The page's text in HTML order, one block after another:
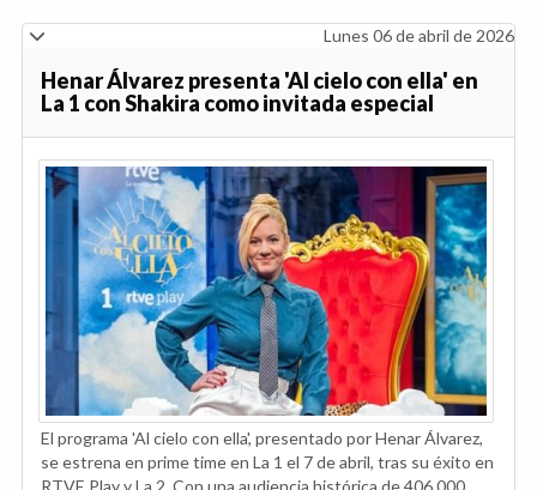
Lunes 06 de abril de 2026
Henar Álvarez presenta 'Al cielo con ella' en
La 1 con Shakira como invitada especial
El programa 'Al cielo con ella', presentado por Henar Álvarez,
se estrena en prime time en La 1 el 7 de abril, tras su éxito en
RTVE Play y La 2. Con una audiencia histórica de 406.000